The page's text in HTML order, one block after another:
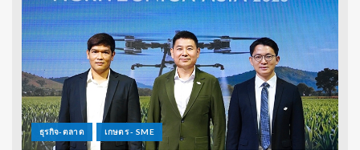
ธุรกิจ-ตลาด เกษตร - SME